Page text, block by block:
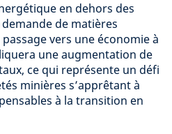
en dehors des
de matières
vers une économie à
une augmentation de
ce qui représente un défi
minières s’apprêtant à
à la transition en